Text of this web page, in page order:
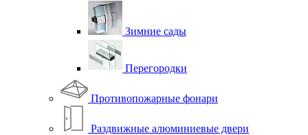
Зимние сады
Перегородки
Противопожарные фонари
Раздвижные алюминиевые двери